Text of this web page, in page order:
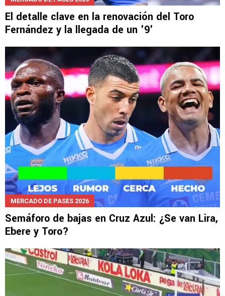
El detalle clave en la renovación del Toro
Fernández y la llegada de un '9'
MERCADO DE PASES 2026
Semáforo de bajas en Cruz Azul: ¿Se van Lira,
Ebere y Toro?